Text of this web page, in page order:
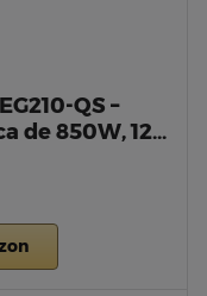
QS –
de 850W, 12…